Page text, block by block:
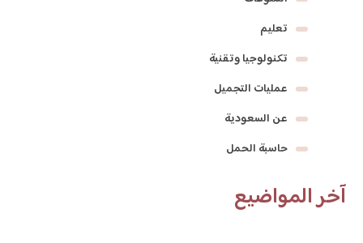
تعليم
تكنولوجيا وتقنية
عمليات التجميل
عن السعودية
حاسبة الحمل
آخر المواضيع